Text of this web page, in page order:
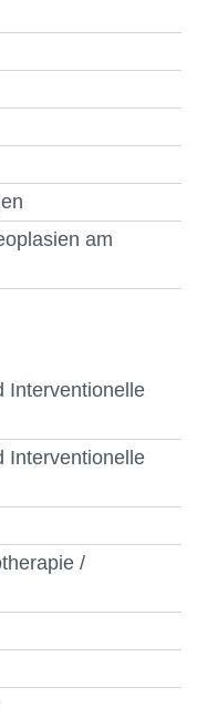
am
Interventionelle
Interventionelle
/